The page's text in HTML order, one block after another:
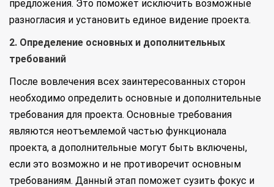
предложения. Это поможет исключить возможные
разногласия и установить единое видение проекта.
2. Определение основных и дополнительных
требований
После вовлечения всех заинтересованных сторон
необходимо определить основные и дополнительные
требования для проекта. Основные требования
являются неотъемлемой частью функционала
проекта, а дополнительные могут быть включены,
если это возможно и не противоречит основным
требованиям. Данный этап поможет сузить фокус и